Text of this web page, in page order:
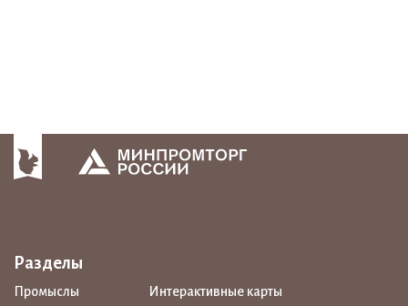
Разделы
Промыслы
Интерактивные карты